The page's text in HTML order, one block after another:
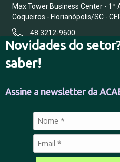
Novidades do
saber!
Assine a newsletter da
Max Tower Business Center - 1º
Coqueiros - Florianópolis/SC -
48 3212-9600
FALE CONOSCO
POLÍTICA DE PRIVACIDADE